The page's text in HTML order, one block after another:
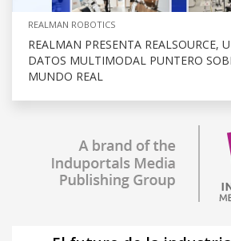
REALMAN ROBOTICS
REALMAN PRESENTA REALSOURCE,
DATOS MULTIMODAL PUNTERO
MUNDO REAL